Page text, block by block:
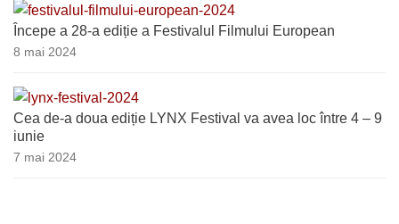
Începe a 28-a ediție a Festivalul Filmului European
8 mai 2024
Cea de-a doua ediție LYNX Festival va avea loc între 4 – 9
iunie
7 mai 2024